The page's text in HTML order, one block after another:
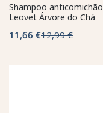
Shampoo anticomichão
Leovet Árvore do Chá
11,66 €12,99 €